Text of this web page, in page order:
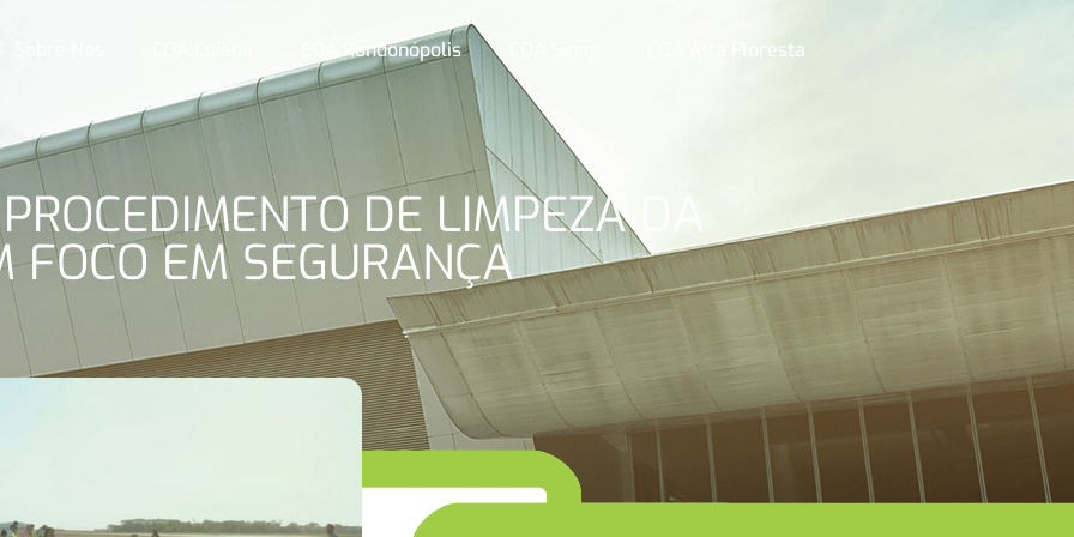
COA Rondonópolis COA Alta Floresta
DE LIMPEZA DA
FOCO EM SEGURANÇA